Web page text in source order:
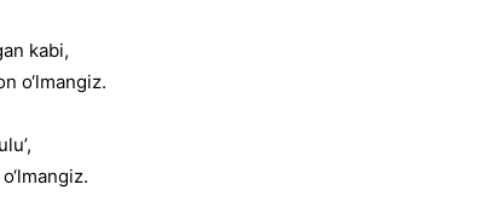
kabi,
o‘lmangiz.